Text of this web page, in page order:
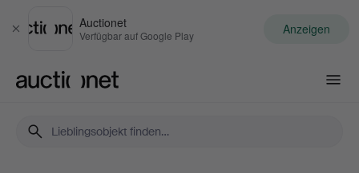
Schließen
Auctionet
Verfügbar auf Google Play Anzeigen